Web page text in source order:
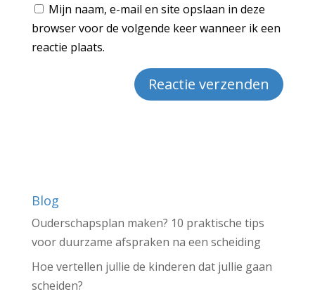
Mijn naam, e-mail en site opslaan in deze
browser voor de volgende keer wanneer ik een
reactie plaats.
Blog
Ouderschapsplan maken? 10 praktische tips
voor duurzame afspraken na een scheiding
Hoe vertellen jullie de kinderen dat jullie gaan
scheiden?